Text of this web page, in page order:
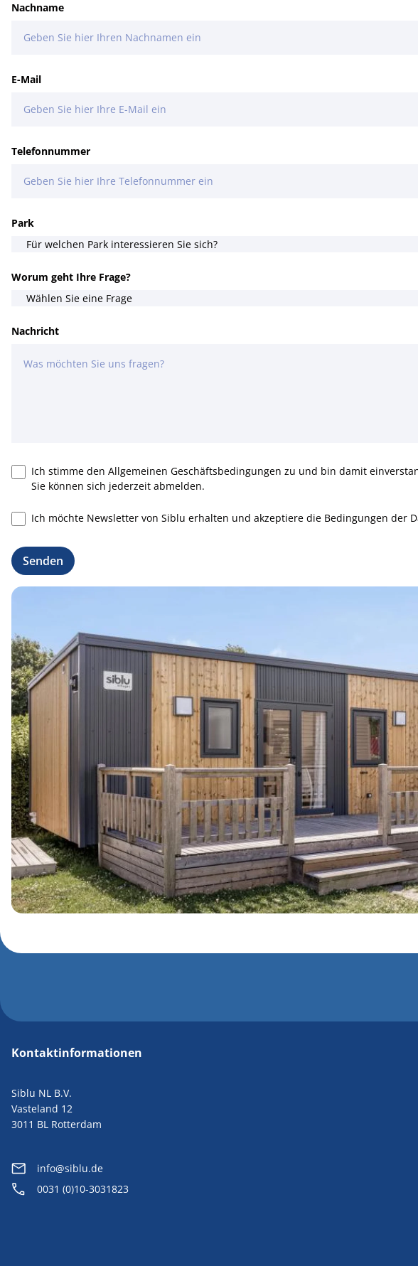
Nachname
E-Mail
Telefonnummer
Park
Worum geht Ihre Frage?
Nachricht
Ich stimme den Allgemeinen Geschäftsbedingungen zu und bin damit
Sie können sich jederzeit abmelden.
Ich möchte Newsletter von Siblu erhalten und akzeptiere die Bedingungen der
Senden
Kontaktinformationen
Siblu NL B.V.
Vasteland 12
3011 BL Rotterdam
info@siblu.de
0031 (0)10-3031823